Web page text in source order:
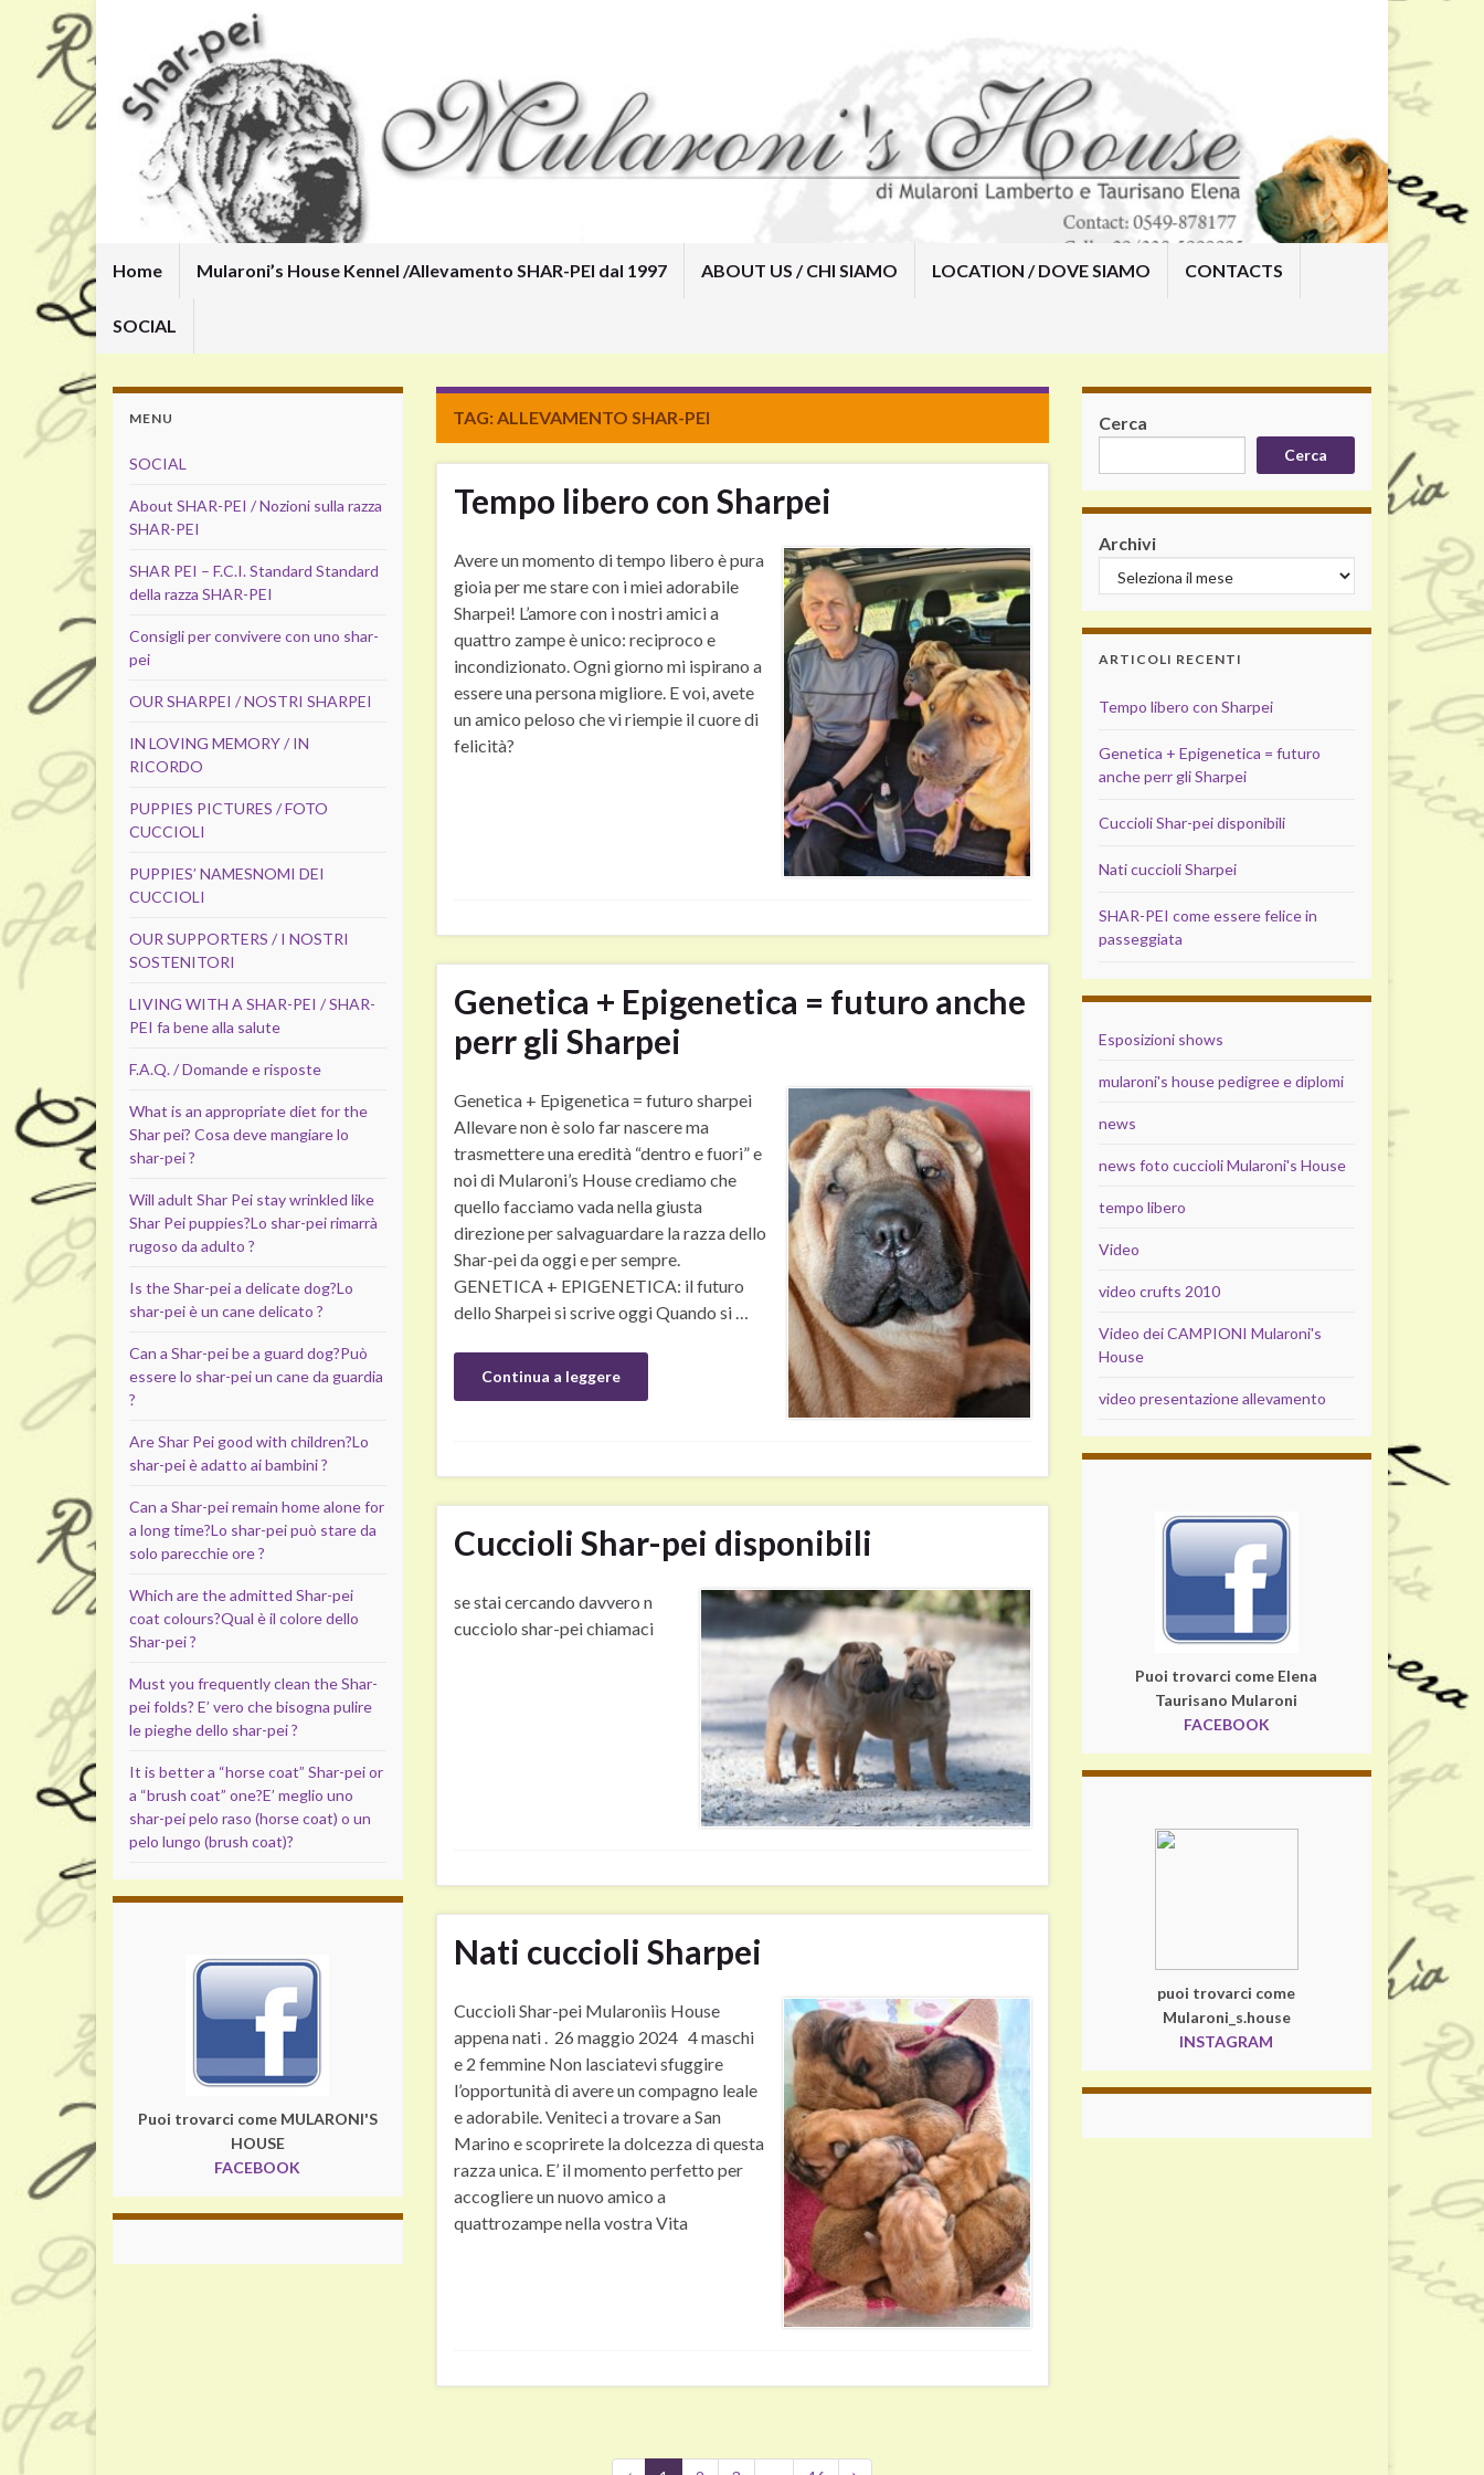
Home
LOCATION / DOVE SIAMO
CONTACTS
Home Mularoni’s House Kennel /Allevamento SHAR-PEI dal 1997 ABOUT US / CHI SIAMO LOCATION / DOVE SIAMO CONTACTS
SOCIAL
MENU
SOCIAL
About SHAR-PEI / Nozioni sulla razza
SHAR-PEI
SHAR PEI – F.C.I. Standard Standard
della razza SHAR-PEI
Consigli per convivere con uno shar-
pei
OUR SHARPEI / NOSTRI SHARPEI
IN LOVING MEMORY / IN
RICORDO
PUPPIES PICTURES / FOTO
CUCCIOLI
PUPPIES’ NAMESNOMI DEI
CUCCIOLI
OUR SUPPORTERS / I NOSTRI
SOSTENITORI
LIVING WITH A SHAR-PEI / SHAR-
PEI fa bene alla salute
F.A.Q. / Domande e risposte
What is an appropriate diet for the
Shar pei? Cosa deve mangiare lo
shar-pei ?
Will adult Shar Pei stay wrinkled like
Shar Pei puppies?Lo shar-pei rimarrà
rugoso da adulto ?
Is the Shar-pei a delicate dog?Lo
shar-pei è un cane delicato ?
Can a Shar-pei be a guard dog?Può
essere lo shar-pei un cane da guardia
?
Are Shar Pei good with children?Lo
shar-pei è adatto ai bambini ?
Can a Shar-pei remain home alone for
a long time?Lo shar-pei può stare da
solo parecchie ore ?
Which are the admitted Shar-pei
coat colours?Qual è il colore dello
Shar-pei ?
Must you frequently clean the Shar-
pei folds? E’ vero che bisogna pulire
le pieghe dello shar-pei ?
It is better a “horse coat” Shar-pei or
a “brush coat” one?E’ meglio uno
shar-pei pelo raso (horse coat) o un
pelo lungo (brush coat)?
Puoi trovarci come MULARONI'S
HOUSE
FACEBOOK
TAG:ALLEVAMENTO SHAR-PEI
Tempo libero con Sharpei
Avere un momento di tempo libero è pura
gioia per me stare con i miei adorabile
Sharpei! L’amore con i nostri amici a
quattro zampe è unico: reciproco e
incondizionato. Ogni giorno mi ispirano a
essere una persona migliore. E voi, avete
un amico peloso che vi riempie il cuore di
felicità?
Genetica + Epigenetica = futuro anche
perr gli Sharpei
Genetica + Epigenetica = futuro sharpei
Allevare non è solo far nascere ma
trasmettere una eredità “dentro e fuori” e
noi di Mularoni’s House crediamo che
quello facciamo vada nella giusta
direzione per salvaguardare la razza dello
Shar-pei da oggi e per sempre.
GENETICA + EPIGENETICA: il futuro
dello Sharpei si scrive oggi Quando si …
Continua a leggere
Cuccioli Shar-pei disponibili
se stai cercando davvero n
cucciolo shar-pei chiamaci
Nati cuccioli Sharpei
Cuccioli Shar-pei Mularoniìs House
appena nati . 26 maggio 2024 4 maschi
e 2 femmine Non lasciatevi sfuggire
l’opportunità di avere un compagno leale
e adorabile. Veniteci a trovare a San
Marino e scoprirete la dolcezza di questa
razza unica. E’ il momento perfetto per
accogliere un nuovo amico a
quattrozampe nella vostra Vita
Cerca
Cerca
Archivi
ARTICOLI RECENTI
Tempo libero con Sharpei
Genetica + Epigenetica = futuro
anche perr gli Sharpei
Cuccioli Shar-pei disponibili
Nati cuccioli Sharpei
SHAR-PEI come essere felice in
passeggiata
Esposizioni shows
mularoni's house pedigree e diplomi
news
news foto cuccioli Mularoni's House
tempo libero
Video
video crufts 2010
Video dei CAMPIONI Mularoni's
House
video presentazione allevamento
Puoi trovarci come Elena
Taurisano Mularoni
FACEBOOK
puoi trovarci come
Mularoni_s.house
INSTAGRAM